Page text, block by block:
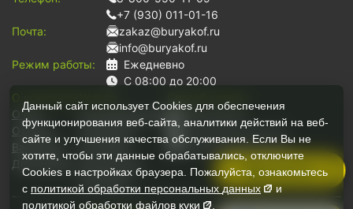
Позвонить
+7 (930) 011-01-16
Почта:
zakaz@buryakof.ru
info@buryakof.ru
Режим работы:
Ежедневно
С 08:00 до 20:00
О компании:
О нас
Отзывы
Вакансии
Документы
Грузоперевозки
Переезды
Грузчики
Для юр.лиц
Автопарк
Наличными
Банковской картой
Безналичный расчет
Данный сайт использует Cookies для обеспечения
функционирования веб-сайта, аналитики действий на веб-
сайте и улучшения качества обслуживания. Если Вы не
хотите, чтобы эти данные обрабатывались, отключите
Cookies в настройках браузера. Пожалуйста, ознакомьтесь
с политикой обработки персональных данных
и
политикой обработки файлов куки